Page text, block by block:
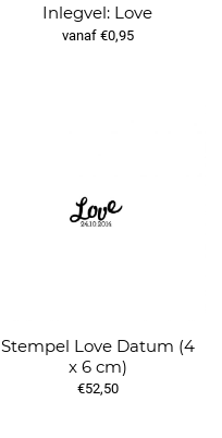
Inlegvel: Love
vanaf €0,95
Stempel Love Datum (4
x 6 cm)
€52,50